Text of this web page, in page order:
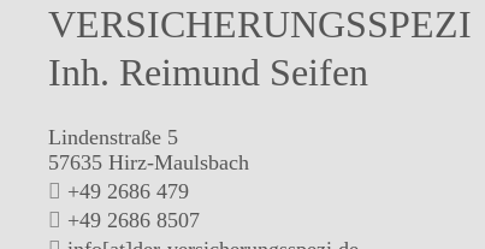
VERSICHERUNGSSPEZI
Inh. Reimund Seifen
Lindenstraße 5
57635 Hirz-Maulsbach
+49 2686 479
+49 2686 8507